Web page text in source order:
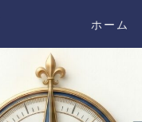
ホーム